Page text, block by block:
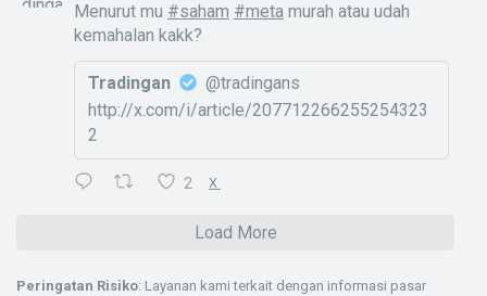
Menurut mu #saham #meta murah atau udah
kemahalan kakk?
Tradingan
@tradingans
http://x.com/i/article/207712266255254323
2
2 X
Load More
Peringatan Risiko: Layanan kami terkait dengan informasi pasar